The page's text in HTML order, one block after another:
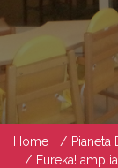
Home
Pianeta
Eureka!